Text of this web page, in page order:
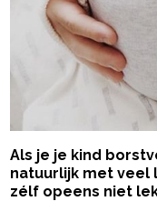
Als je je kind
natuurlijk met veel
zélf opeens niet